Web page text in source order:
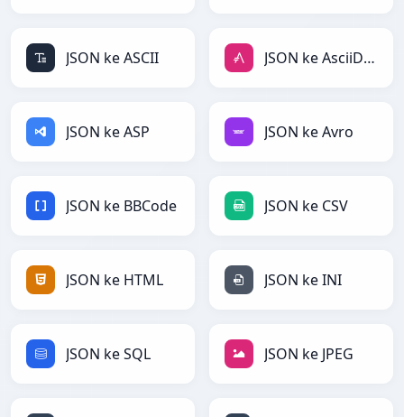
JSON ke ASCII JSON ke AsciiDoc
JSON ke ASP JSON ke Avro
JSON ke BBCode JSON ke CSV
JSON ke HTML JSON ke INI
JSON ke SQL JSON ke JPEG